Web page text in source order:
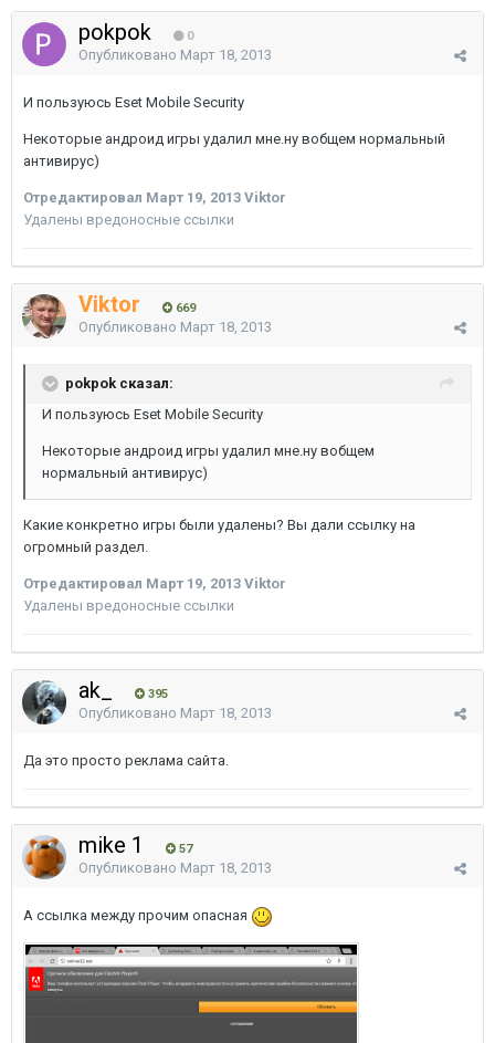
pokpok 0
Опубликовано Март 18, 2013
И пользуюсь Eset Mobile Security
Некоторые андроид игры удалил мне.ну вобщем нормальный
антивирус)
Отредактировал Март 19, 2013 Viktor
Удалены вредоносные ссылки
Viktor 669
Опубликовано Март 18, 2013
pokpok сказал:
И пользуюсь Eset Mobile Security
Некоторые андроид игры удалил мне.ну вобщем
нормальный антивирус)
Какие конкретно игры были удалены? Вы дали ссылку на
огромный раздел.
Отредактировал Март 19, 2013 Viktor
Удалены вредоносные ссылки
ak_ 395
Опубликовано Март 18, 2013
Да это просто реклама сайта.
mike 1 57
Опубликовано Март 18, 2013
А ссылка между прочим опасная